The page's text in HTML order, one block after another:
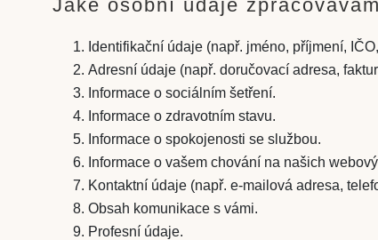
Jaké osobní údaje
Identifikační údaje (např. jméno, příjmení,
Adresní údaje (např. doručovací adresa,
Informace o sociálním šetření.
Informace o zdravotním stavu.
Informace o spokojenosti se službou.
Informace o vašem chování na našich
Kontaktní údaje (např. e-mailová adresa,
Obsah komunikace s vámi.
Profesní údaje.